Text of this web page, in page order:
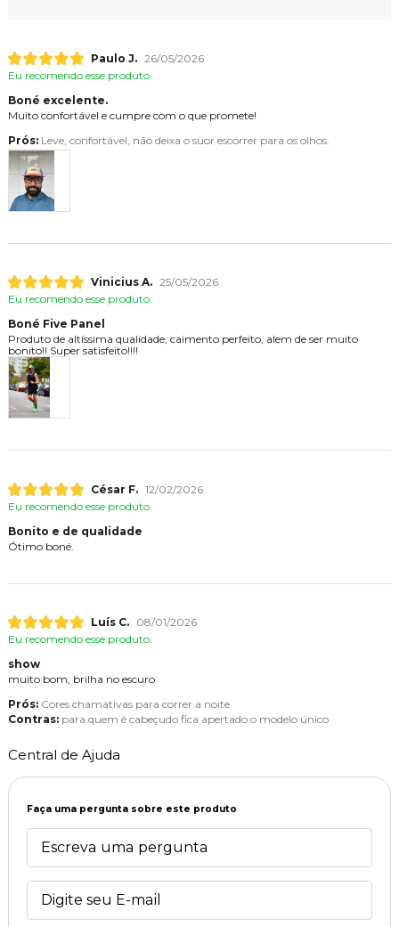
Paulo J. 26/05/2026
Eu recomendo esse produto.
Boné excelente.
Muito confortável e cumpre com o que promete!
Prós: Leve, confortável, não deixa o suor escorrer para os olhos.
Vinicius A. 25/05/2026
Eu recomendo esse produto.
Boné Five Panel
Produto de altíssima qualidade, caimento perfeito, alem de ser muito
bonito!! Super satisfeito!!!!
César F. 12/02/2026
Eu recomendo esse produto.
Bonito e de qualidade
Ótimo boné.
Luís C.
08/01/2026
Eu recomendo esse produto.
show
muito bom, brilha no escuro
Prós: Cores chamativas para correr a noite
Contras: para quem é cabeçudo fica apertado o modelo único
Central de Ajuda
Faça uma pergunta sobre este produto